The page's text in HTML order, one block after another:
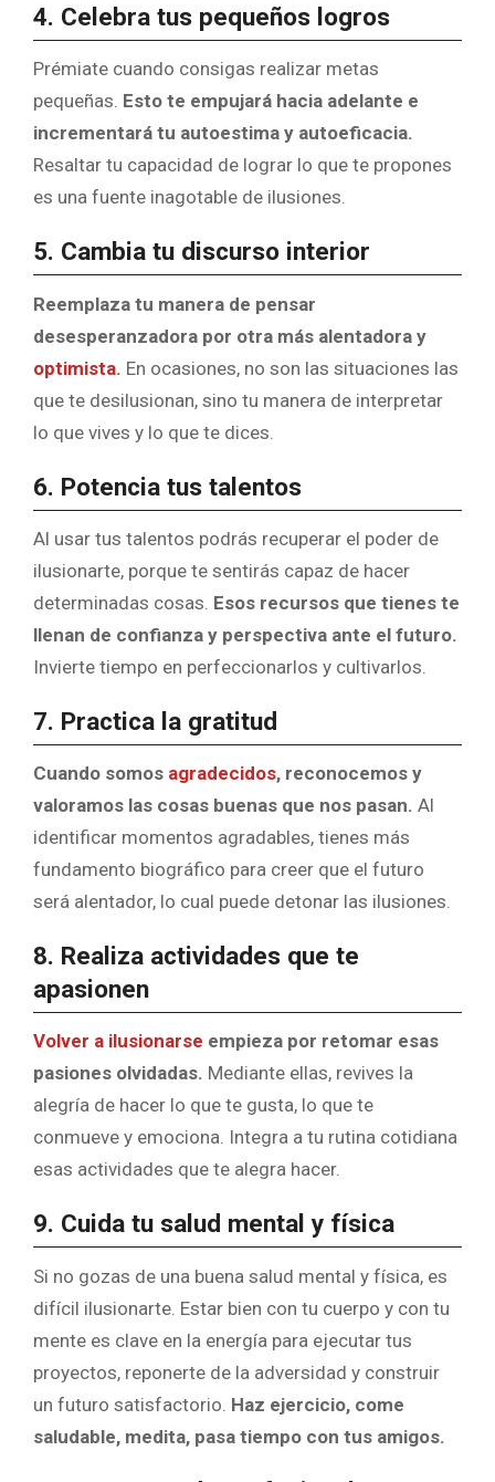
4. Celebra tus pequeños logros
Prémiate cuando consigas realizar metas
pequeñas. Esto te empujará hacia adelante e
incrementará tu autoestima y autoeficacia.
Resaltar tu capacidad de lograr lo que te propones
es una fuente inagotable de ilusiones.
5. Cambia tu discurso interior
Reemplaza tu manera de pensar
desesperanzadora por otra más alentadora y
optimista. En ocasiones, no son las situaciones las
que te desilusionan, sino tu manera de interpretar
lo que vives y lo que te dices.
6. Potencia tus talentos
Al usar tus talentos podrás recuperar el poder de
ilusionarte, porque te sentirás capaz de hacer
determinadas cosas. Esos recursos que tienes te
llenan de confianza y perspectiva ante el futuro.
Invierte tiempo en perfeccionarlos y cultivarlos.
7. Practica la gratitud
Cuando somos agradecidos, reconocemos y
valoramos las cosas buenas que nos pasan. Al
identificar momentos agradables, tienes más
fundamento biográfico para creer que el futuro
será alentador, lo cual puede detonar las ilusiones.
8. Realiza actividades que te
apasionen
Volver a ilusionarse empieza por retomar esas
pasiones olvidadas. Mediante ellas, revives la
alegría de hacer lo que te gusta, lo que te
conmueve y emociona. Integra a tu rutina cotidiana
esas actividades que te alegra hacer.
9. Cuida tu salud mental y física
Si no gozas de una buena salud mental y física, es
difícil ilusionarte. Estar bien con tu cuerpo y con tu
mente es clave en la energía para ejecutar tus
proyectos, reponerte de la adversidad y construir
un futuro satisfactorio. Haz ejercicio, come
saludable, medita, pasa tiempo con tus amigos.